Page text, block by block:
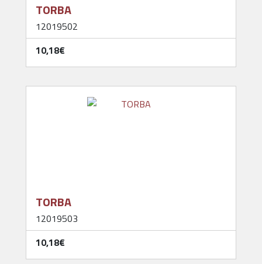
TORBA
12019502
10,18‎€
TORBA
12019503
10,18‎€